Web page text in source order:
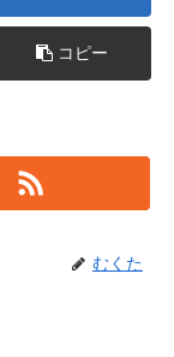
コピー
むくた